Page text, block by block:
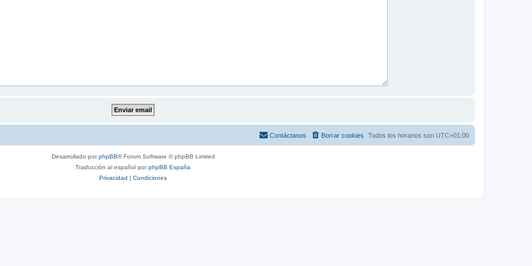
Todos los horarios son UTC+01:00
Borrar cookies
Contáctanos
Desarrollado porphpBB® Forum Software © phpBB Limited
Traducción al español porphpBB España
Privacidad | Condiciones